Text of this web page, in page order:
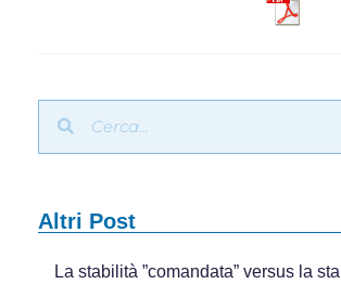
Altri Post
La stabilità ”comandata” versus la